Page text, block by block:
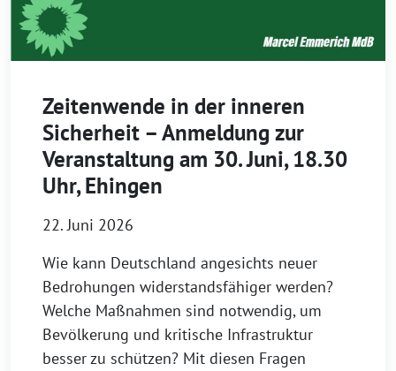
Zeitenwende in der inneren
Sicherheit – Anmeldung zur
Veranstaltung am 30. Juni, 18.30
Uhr, Ehingen
22. Juni 2026
Wie kann Deutschland angesichts neuer
Bedrohungen widerstandsfähiger werden?
Welche Maßnahmen sind notwendig, um
Bevölkerung und kritische Infrastruktur
besser zu schützen? Mit diesen Fragen